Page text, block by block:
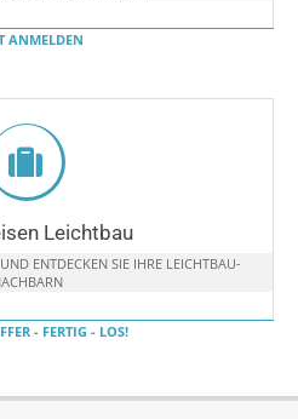
ANMELDEN
Leichtbau
ENTDECKEN SIE IHRE LEICHTBAU-
- FERTIG - LOS!